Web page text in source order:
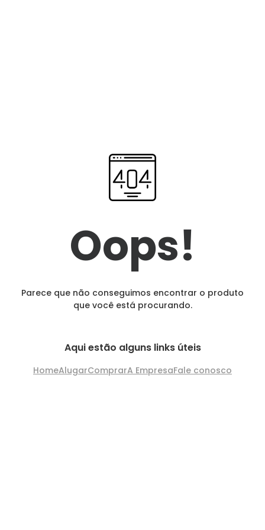
Oops!
Parece que não conseguimos encontrar o produto
que você está procurando.
Aqui estão alguns links úteis
HomeAlugarComprarA EmpresaFale conosco